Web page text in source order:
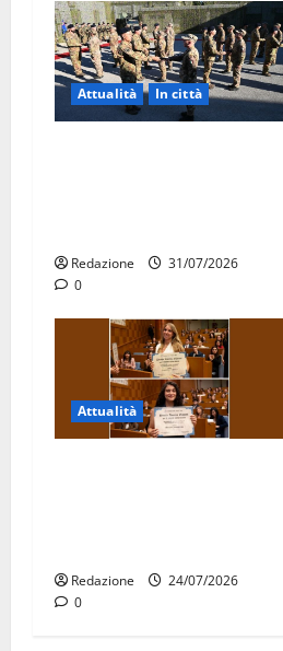
Attualità In città
Redazione
31/07/2026
0
Attualità
Redazione
24/07/2026
0